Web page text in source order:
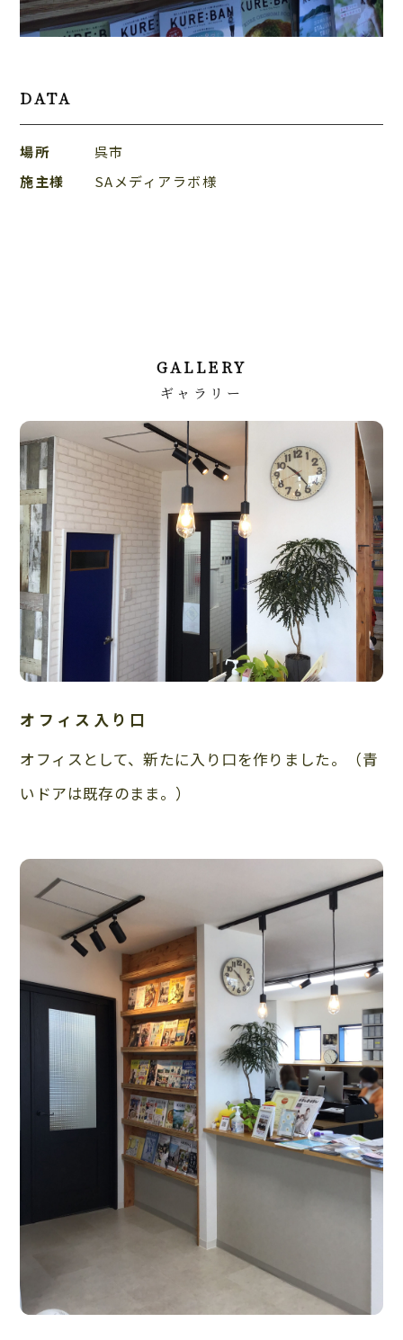
DATA
場所
呉市
施主様
SAメディアラボ様
GALLERY
ギャラリー
オフィス入り口
オフィスとして、新たに入り口を作りました。（青
いドアは既存のまま。）